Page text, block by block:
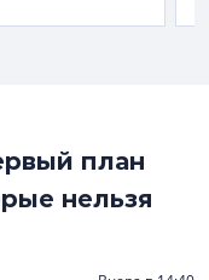
план
нельзя